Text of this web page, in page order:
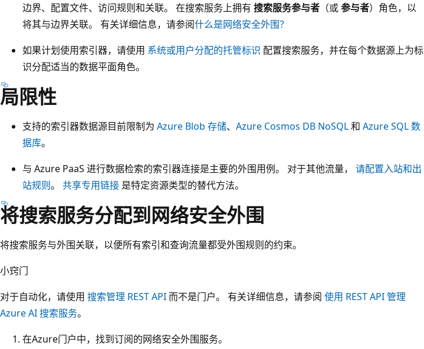
边界、配置文件、访问规则和关联。 在搜索服务上拥有 搜索服务参与者 （或参与者）角色，以
将其与边界关联。 有关详细信息，请参阅什么是网络安全外围？
如果计划使用索引器，请使用 系统或用户分配的托管标识 配置搜索服务，并在每个数据源上为标
识分配适当的数据平面角色。
局限性
支持的索引器数据源目前限制为 Azure Blob 存储、 Azure Cosmos DB NoSQL和 Azure SQL 数
据库。
与 Azure PaaS 进行数据检索的索引器连接是主要的外围用例。 对于其他流量， 请配置入站和出
站规则。 共享专用链接 是特定资源类型的替代方法。
将搜索服务分配到网络安全外围
将搜索服务与外围关联，以便所有索引和查询流量都受外围规则的约束。
小窍门
对于自动化，请使用 搜索管理 REST API而不是门户。 有关详细信息，请参阅 使用 REST API 管理
Azure AI 搜索服务。
在Azure门户中，找到订阅的网络安全外围服务。